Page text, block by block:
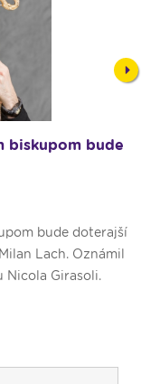
biskupom bude
bude doterajší
Lach. Oznámil
Nicola Girasoli.